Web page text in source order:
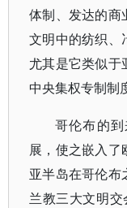
体制、发达的商
文明中的纺织、
尤其是它类似于
中央集权专制制
哥伦布的
展，使之嵌入了
亚半岛在哥伦布
兰教三大文明